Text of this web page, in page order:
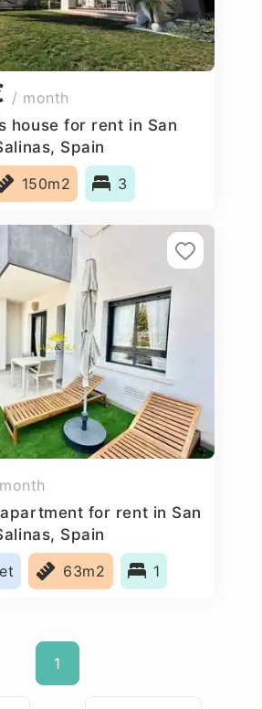
/ month
house for rent in San
Spain
150m2 3
for rent in San
Spain
63m2 1
1